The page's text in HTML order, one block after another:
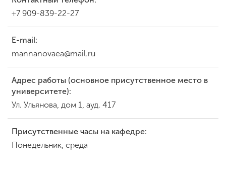
+7 909-839-22-27
E-mail:
mannanovaea@mail.ru
Адрес работы (основное присутственное место в
университете):
Ул. Ульянова, дом 1, ауд. 417
Присутственные часы на кафедре:
Понедельник, среда